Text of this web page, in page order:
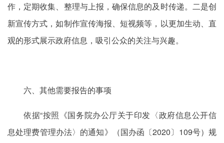
作，定期收集、整理与上报，确保信息的及时传递。二是创
新宣传方式，如制作宣传海报、短视频等，以更加生动、直
观的形式展示政府信息，吸引公众的关注与兴趣。
六、其他需要报告的事项
依据“按照《国务院办公厅关于印发〈政府信息公开信
息处理费管理办法〉的通知》（国办函〔2020〕109号）规